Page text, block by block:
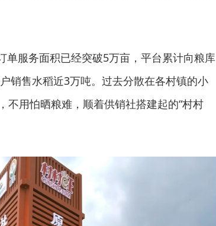
单服务面积已经突破5万亩，平台累计向粮库
销售水稻近3万吨。过去分散在各村镇的小
不用怕晒粮难，顺着供销社搭建起的“村村